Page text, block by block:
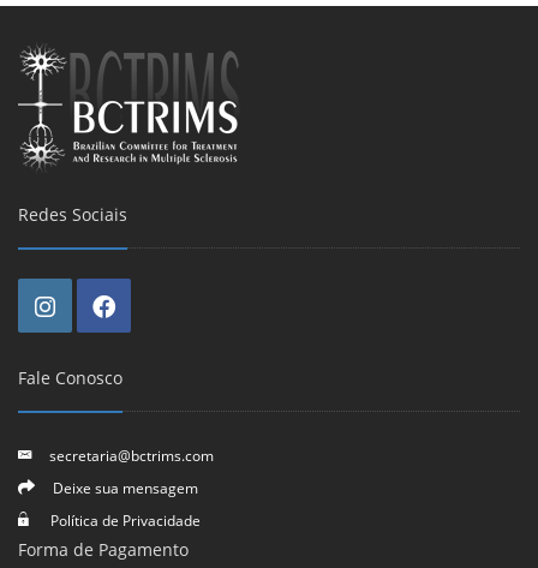
Redes Sociais
Fale Conosco
secretaria@bctrims.com
Deixe sua mensagem
Política de Privacidade
Forma de Pagamento